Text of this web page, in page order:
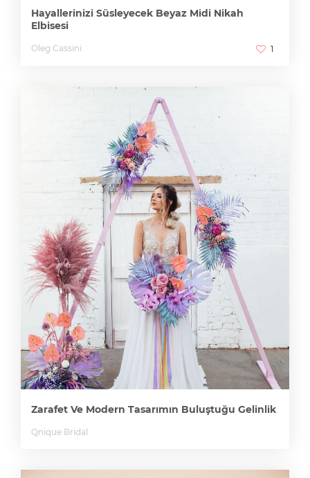
Hayallerinizi Süsleyecek Beyaz Midi Nikah
Elbisesi
Oleg Cassini 1
Zarafet Ve Modern Tasarımın Buluştuğu Gelinlik
Qnique Bridal